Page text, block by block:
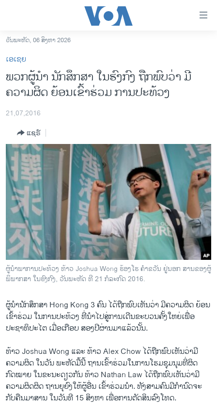
ເຂົ້າ
ຫາ
ຂ້າມ
ຂ້າມ
ຫາ
ອາເມຣິກາ
ຂ່າວ​ຈີນ
ໂລກ
ເອເຊຍ
ອິດສະຫຼະພາບດ້ານການຂ່າວ
ຊີວິດຊາວລາວ
ຊຸມຊົນຊາວລາວ
ວິທະຍາສາດ-ເທັກໂນໂລຈີ
ທຸລະກິດ
ພາສາອັງກິດ
ວີດີໂອ
ລາຍການກະຈາຍສຽງ
ລາຍງານ
ຕິດຕາມພວກເຮົາ ທີ່
ພາສາຕ່າງໆ
ວັນພະຫັດ, 06 ສິງຫາ 2026
ເອເຊຍ
ພວກຜູ້ນຳ ນັກສຶກສາ ໃນຮົງກົງ ຖືກພົບວ່າ ມີ
ຄວາມຜິດ ຍ້ອນເຂົ້າຮ່ວມ ການປະທ້ວງ
21,07,2016
ແຊຣ໌
ຜູ້ນຳພາການປະທ້ວງ ທ້າວ Joshua Wong ຮ້ອງໂຮ ຄຳຂວັນ ຢູ່ນອກ ສານຂອງຜູ້
ພິພາກສາ ໃນຮົງກົງ, ວັນພະຫັດ ທີ 21 ກໍລະກົດ 2016.
ຜູ້ນຳນັກສຶກສາ Hong Kong 3 ຄົນ ໄດ້ຖືກພົບ​ເຫັນ​ວ່າ ມີ​ຄວາມຜິດ ຍ້ອນ​
ເຂົ້າຮ່ວມ ໃນການປະທ້ວງ ທີ່ນຳໄປສູ່ການເດີນຂະບວນຄັ້ງ​ໃຫຍ່ເພື່ອ
ປະຊາທິປະໄຕ ​ເມື່ອເກືອບ ສອງປີຜ່ານມາ​ແລ້ວນັ້ນ.
ທ້າວ Joshua Wong ແລະ ທ້າວ Alex Chow ໄດ້ຖືກພົບເຫັນວ່າມີ​
ຄວາມຜິດ ໃນວັນ ພະຫັດມື້ນີ້ ຖານ​ເຂົ້າຮ່ວມໃນການໂຮມຊຸມນຸມທີ່ຜິດ
ກົດໝາຍ ໃນຂະນະດຽວກັນ ທ້າວ Nathan Law ໄດ້ຖືກພົບເຫັນວ່າມີ​
ຄວາມ​ຜິດຜິດ ຖານຍຸຍົງໃຫ້ຜູ້ອື່ນ ເຂົ້າຮ່ວມນຳ. ທັງສາມຄົນມີກຳນົດຈະ
ກັບຄືນມາສານ ໃນວັນທີ 15 ສິງຫາ ​ເພື່ອການຕັດສິນລົງໂທດ.